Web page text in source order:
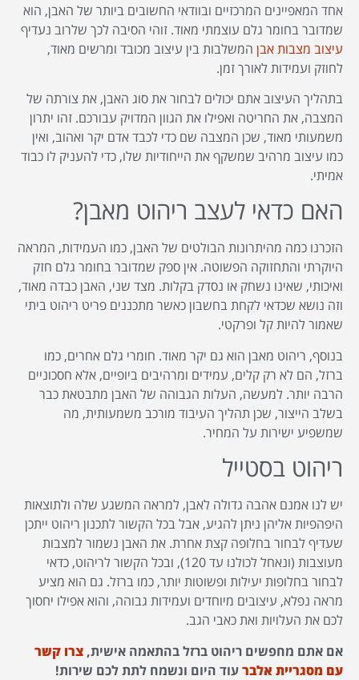
אחד המאפיינים המרכזיים ובוודאי החשובים ביותר של האבן, הוא
שמדובר בחומר גלם עוצמתי מאוד. זוהי הסיבה לכך שלרוב נעדיף
עיצוב מצבות אבן המשלבות בין עיצוב מכובד ומרשים מאוד,
לחוזק ועמידות לאורך זמן.
בתהליך העיצוב אתם יכולים לבחור את סוג האבן, את צורתה של
המצבה, את החריטה ואפילו את הגוון המדויק עבורכם. זהו יתרון
משמעותי מאוד, שכן המצבה שם כדי לכבד אדם יקר ואהוב, ואין
כמו עיצוב מרהיב שמשקף את הייחודיות שלו, כדי להעניק לו כבוד
אמיתי.
האם כדאי לעצב ריהוט מאבן?
הזכרנו כמה מהיתרונות הבולטים של האבן, כמו העמידות, המראה
היוקרתי והתחזוקה הפשוטה. אין ספק שמדובר בחומר גלם חזק
ואיכותי, שאינו נשחק או נסדק בקלות. מצד שני, האבן כבדה מאוד,
וזה נושא שכדאי לקחת בחשבון כאשר מתכננים פריט ריהוט ביתי
שאמור להיות קל ופרקטי.
בנוסף, ריהוט מאבן הוא גם יקר מאוד. חומרי גלם אחרים, כמו
ברזל, הם לא רק קלים, עמידים ומרהיבים ביופיים, אלא חסכוניים
הרבה יותר. למעשה, העלות הגבוהה של האבן מתבטאת כבר
בשלב הייצור, שכן תהליך העיבוד מורכב משמעותית, מה
שמשפיע ישירות על המחיר.
ריהוט בסטייל
יש לנו אמנם אהבה גדולה לאבן, למראה המשגע שלה ולתוצאות
היפהפיות אליהן ניתן להגיע, אבל בכל הקשור לתכנון ריהוט ייתכן
שעדיף לבחור בחלופה קצת אחרת. את האבן נשמור למצבות
מעוצבות (ונאחל לכולנו עד 120), ובכל הקשור לריהוט, כדאי
לבחור בחלופות יעילות ופשוטות יותר, כמו ברזל. גם הוא מציע
מראה נפלא, עיצובים מיוחדים ועמידות גבוהה, והוא אפילו יחסוך
לכם את העלויות ואת כאבי הגב.
אם אתם מחפשים ריהוט ברזל בהתאמה אישית, צרו קשר
עם מסגריית אלברעוד היום ונשמח לתת לכם שירות!